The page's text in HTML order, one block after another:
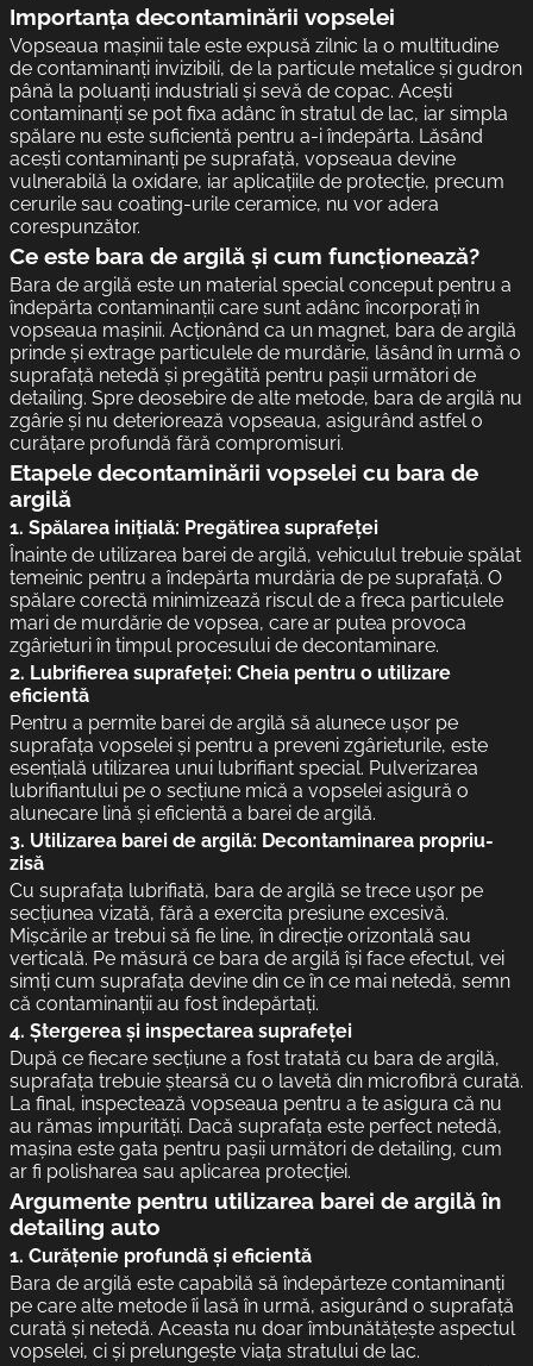
Importanța decontaminării vopselei
Vopseaua mașinii tale este expusă zilnic la o multitudine
de contaminanți invizibili, de la particule metalice și gudron
până la poluanți industriali și sevă de copac. Acești
contaminanți se pot fixa adânc în stratul de lac, iar simpla
spălare nu este suficientă pentru a-i îndepărta. Lăsând
acești contaminanți pe suprafață, vopseaua devine
vulnerabilă la oxidare, iar aplicațiile de protecție, precum
cerurile sau coating-urile ceramice, nu vor adera
corespunzător.
Ce este bara de argilă și cum funcționează?
Bara de argilă este un material special conceput pentru a
îndepărta contaminanții care sunt adânc încorporați în
vopseaua mașinii. Acționând ca un magnet, bara de argilă
prinde și extrage particulele de murdărie, lăsând în urmă o
suprafață netedă și pregătită pentru pașii următori de
detailing. Spre deosebire de alte metode, bara de argilă nu
zgârie și nu deteriorează vopseaua, asigurând astfel o
curățare profundă fără compromisuri.
Etapele decontaminării vopselei cu bara de
argilă
1. Spălarea inițială: Pregătirea suprafeței
Înainte de utilizarea barei de argilă, vehiculul trebuie spălat
temeinic pentru a îndepărta murdăria de pe suprafață. O
spălare corectă minimizează riscul de a freca particulele
mari de murdărie de vopsea, care ar putea provoca
zgârieturi în timpul procesului de decontaminare.
2. Lubrifierea suprafeței: Cheia pentru o utilizare
eficientă
Pentru a permite barei de argilă să alunece ușor pe
suprafața vopselei și pentru a preveni zgârieturile, este
esențială utilizarea unui lubrifiant special. Pulverizarea
lubrifiantului pe o secțiune mică a vopselei asigură o
alunecare lină și eficientă a barei de argilă.
3. Utilizarea barei de argilă: Decontaminarea propriu-
zisă
Cu suprafața lubrifiată, bara de argilă se trece ușor pe
secțiunea vizată, fără a exercita presiune excesivă.
Mișcările ar trebui să fie line, în direcție orizontală sau
verticală. Pe măsură ce bara de argilă își face efectul, vei
simți cum suprafața devine din ce în ce mai netedă, semn
că contaminanții au fost îndepărtați.
4. Ștergerea și inspectarea suprafeței
După ce fiecare secțiune a fost tratată cu bara de argilă,
suprafața trebuie ștearsă cu o lavetă din microfibră curată.
La final, inspectează vopseaua pentru a te asigura că nu
au rămas impurități. Dacă suprafața este perfect netedă,
mașina este gata pentru pașii următori de detailing, cum
ar fi polisharea sau aplicarea protecției.
Argumente pentru utilizarea barei de argilă în
detailing auto
1. Curățenie profundă și eficientă
Bara de argilă este capabilă să îndepărteze contaminanți
pe care alte metode îi lasă în urmă, asigurând o suprafață
curată și netedă. Aceasta nu doar îmbunătățește aspectul
vopselei, ci și prelungește viața stratului de lac.